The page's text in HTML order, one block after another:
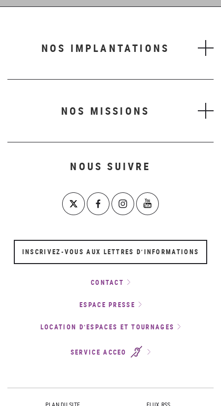
NOS IMPLANTATIONS
NOS MISSIONS
NOUS SUIVRE
INSCRIVEZ-VOUS AUX LETTRES D’INFORMATIONS
CONTACT
ESPACE PRESSE
LOCATION D’ESPACES ET TOURNAGES
SERVICE ACCEO
PLAN DU SITE FLUX RSS